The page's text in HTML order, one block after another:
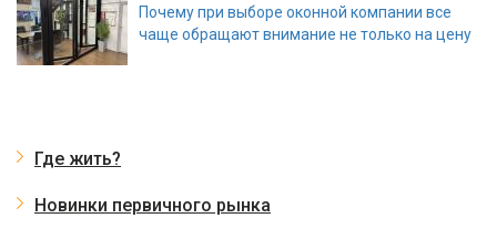
Почему при выборе оконной компании все
чаще обращают внимание не только на цену
Где жить?
Новинки первичного рынка